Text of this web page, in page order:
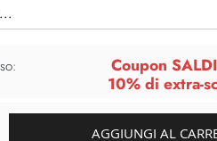
Coupon
10% di extra-
AGGIUNGI AL